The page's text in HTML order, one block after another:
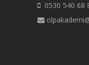
0530 540 68